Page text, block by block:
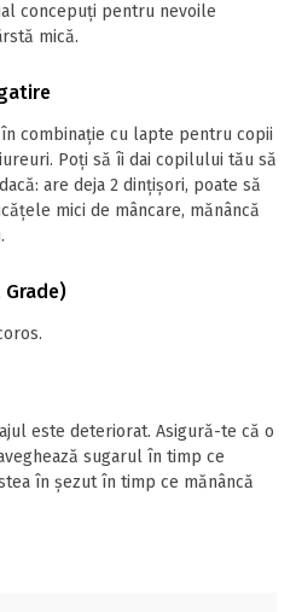
concepuți pentru nevoile
mică.
combinație cu lapte pentru copii
Poți să îi dai copilului tău să
are deja 2 dințișori, poate să
mici de mâncare, mănâncă
este deteriorat. Asigură-te că o
sugarul în timp ce
în șezut în timp ce mănâncă